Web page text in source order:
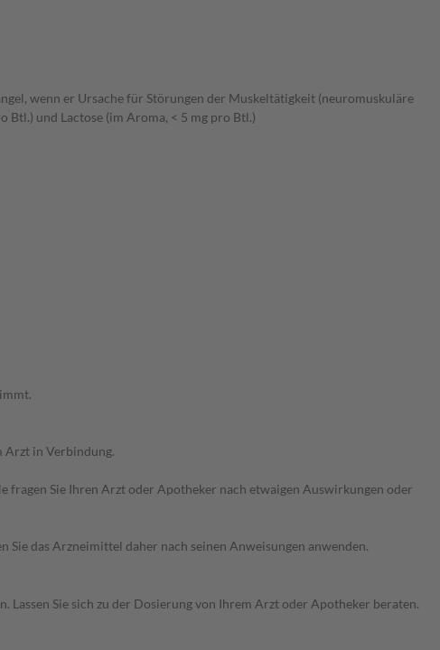
wenn er Ursache für Störungen der Muskeltätigkeit (neuromuskuläre
und Lactose (im Aroma, < 5 mg pro Btl.)
Arzt in Verbindung.
fragen Sie Ihren Arzt oder Apotheker nach etwaigen Auswirkungen oder
das Arzneimittel daher nach seinen Anweisungen anwenden.
Sie sich zu der Dosierung von Ihrem Arzt oder Apotheker beraten.